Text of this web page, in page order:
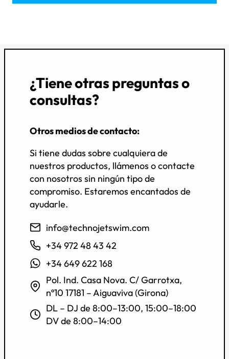
¿Tiene otras preguntas o
consultas?
Otros medios de contacto:
Si tiene dudas sobre cualquiera de
nuestros productos, llámenos o contacte
con nosotros sin ningún tipo de
compromiso. Estaremos encantados de
ayudarle.
info@technojetswim.com
+34 972 48 43 42
+34 649 622 168
Pol. Ind. Casa Nova. C/ Garrotxa,
nº10 17181 – Aiguaviva (Girona)
DL – DJ de 8:00–13:00, 15:00–18:00
DV de 8:00–14:00